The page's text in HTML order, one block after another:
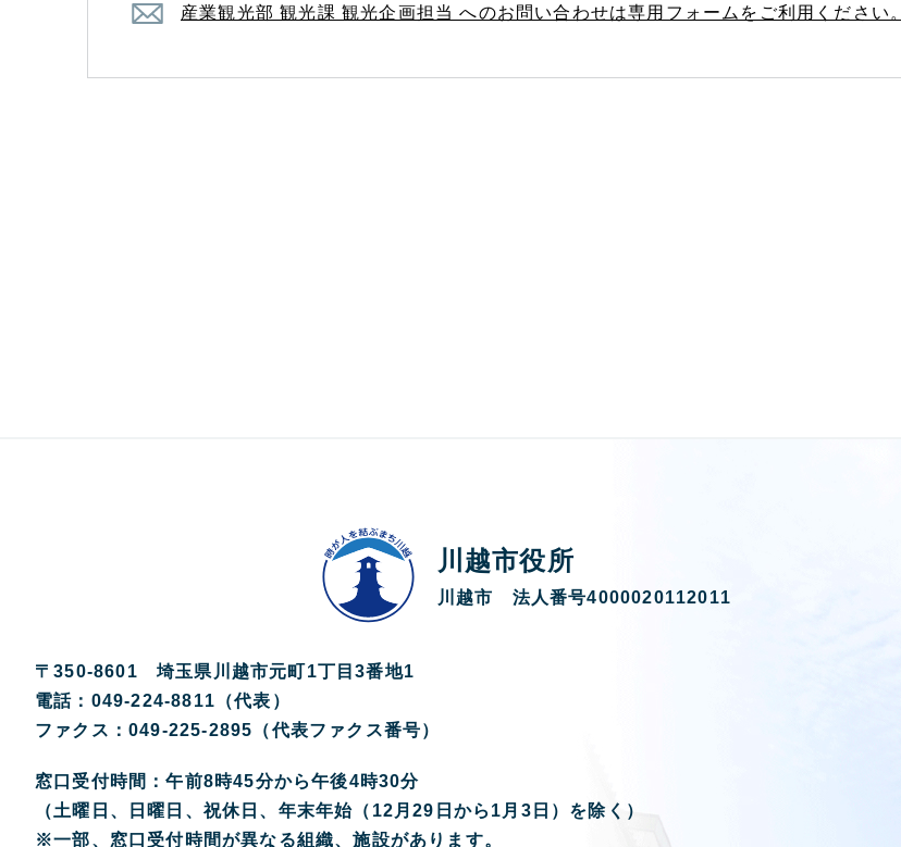
産業観光部 観光課 観光企画担当 へのお問い合わせは専用フォームをご利用ください。
川越市役所
川越市 法人番号4000020112011
〒350-8601 埼玉県川越市元町1丁目3番地1
電話：049-224-8811（代表）
ファクス：049-225-2895（代表ファクス番号）
窓口受付時間：午前8時45分から午後4時30分
（土曜日、日曜日、祝休日、年末年始（12月29日から1月3日）を除く）
※一部、窓口受付時間が異なる組織、施設があります。